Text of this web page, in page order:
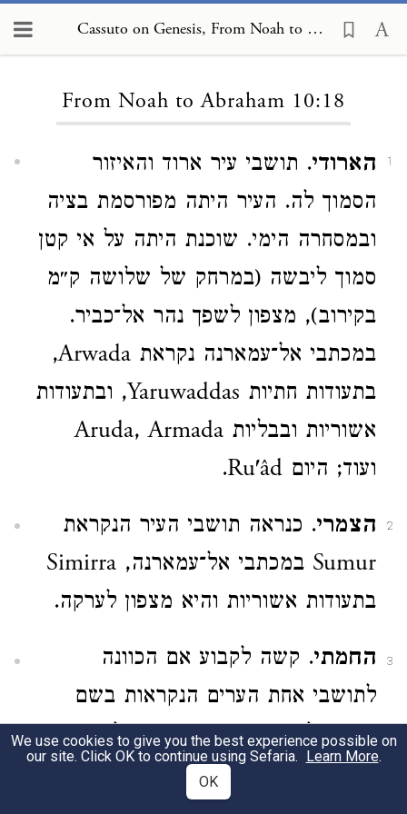
Cassuto on Genesis, From Noah to Abraham 10:18
From Noah to Abraham 10:18
1 הארודי. תושבי עיר ארוד והאיזור
הסמוך לה. העיר היתה מפורסמת בציה
ובמסחרה הימי. שוכנת היתה על אי קטן
סמוך ליבשה (במרחק של שלושה ק״מ
בקירוב), מצפון לשפך נהר אל־כביר.
במכתבי אל־עמארנה נקראת Arwada,
בתעודות חתיות Yaruwaddas, ובתעודות
אשוריות ובבליות Aruda, Armada
ועוד; היום Ru'âd.
2 הצמרי. כנראה תושבי העיר הנקראת
Sumur במכתבי אל־עמארנה, Simirra
בתעודות אשוריות והיא מצפון לערקה.
3 החמתי. קשה לקבוע אם הכוונה
לתושבי אחת הערים הנקראות בשם
חמת, ולאיזו מהן. מוטב יהיה לחשוב
שהכתוב מתכוון, בהתאם לנטייתו
We use cookies to give you the best experience possible on
our site. Click OK to continue using Sefaria. Learn More.
OK